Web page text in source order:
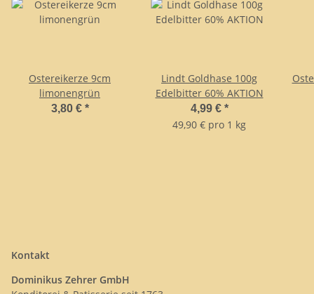
Ostereikerze 9cm
limonengrün
3,80 € *
Lindt Goldhase 100g
Edelbitter 60% AKTION
4,99 € *
49,90 € pro 1 kg
Kontakt
Dominikus Zehrer GmbH